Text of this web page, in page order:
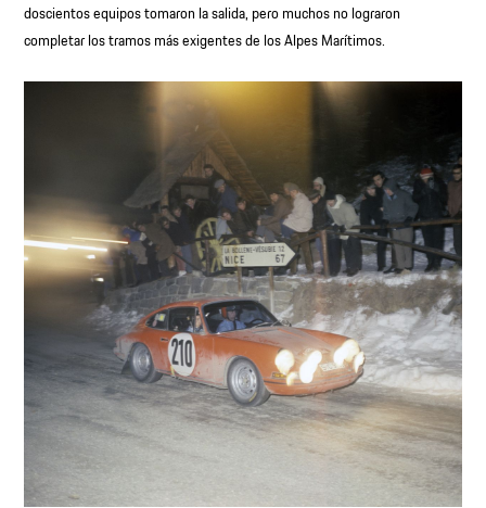
doscientos equipos tomaron la salida, pero muchos no lograron
completar los tramos más exigentes de los Alpes Marítimos.